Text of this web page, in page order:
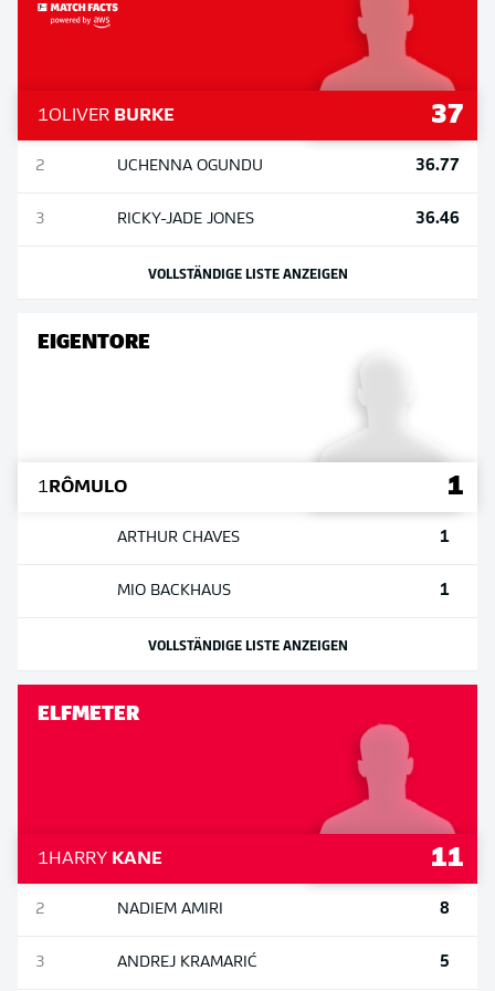
1OLIVER BURKE 37
2 UCHENNA OGUNDU 36.77
3 RICKY-JADE JONES 36.46
VOLLSTÄNDIGE LISTE ANZEIGEN
EIGENTORE
1 RÔMULO 1
ARTHUR CHAVES 1
MIO BACKHAUS 1
VOLLSTÄNDIGE LISTE ANZEIGEN
ELFMETER
1HARRY KANE 11
2 NADIEM AMIRI 8
3 ANDREJ KRAMARIĆ 5